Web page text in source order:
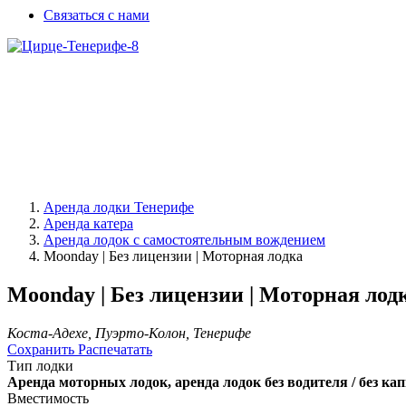
Связаться с нами
Аренда лодки Тенерифе
Аренда катера
Аренда лодок с самостоятельным вождением
Moonday | Без лицензии | Моторная лодка
Moonday | Без лицензии | Моторная
Коста-Адехе, Пуэрто-Колон, Тенерифе
Сохранить Распечатать
Тип лодки
Аренда моторных лодок, аренда лодок без водителя / без
Вместимость